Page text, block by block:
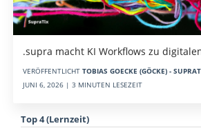
.supra macht KI Workflows zu
VERÖFFENTLICHT TOBIAS GOECKE (GÖCKE) -
JUNI 6, 2026 | 3 MINUTEN LESEZEIT
Top 4 (Lernzeit)